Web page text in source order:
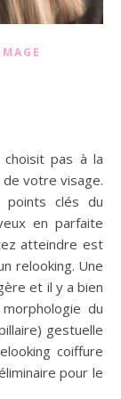
votre visage.
points clés du
en parfaite
atteindre est
relooking. Une
et il y a bien
du
gestuelle
coiffure
pour le